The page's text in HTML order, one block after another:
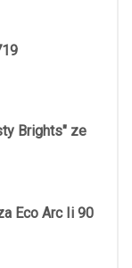
Brights" ze
Eco Arc Ii 90